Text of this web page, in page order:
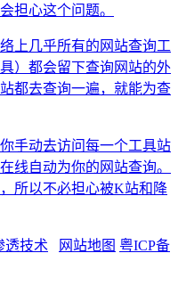
担心这个问题。
上几乎所有的网站查询工
）都会留下查询网站的外
都去查询一遍，就能为查
手动去访问每一个工具站
线自动为你的网站查询。
所以不必担心被K站和降
透技术 网站地图 粤ICP备